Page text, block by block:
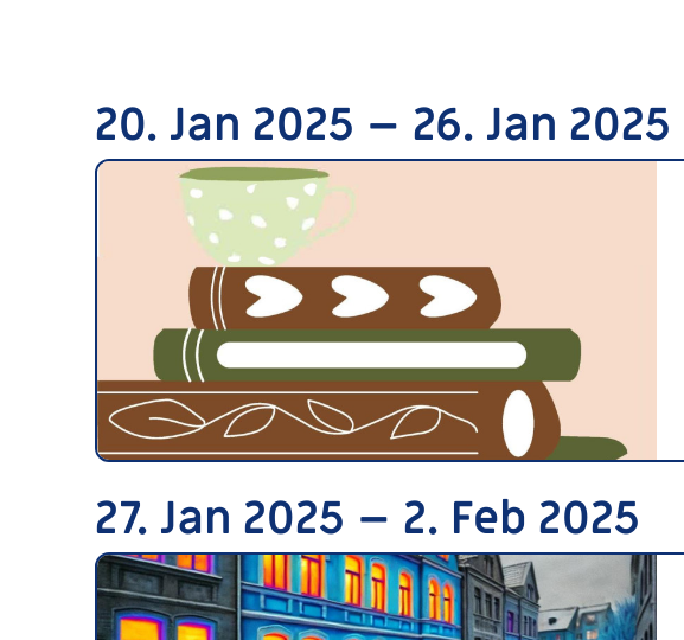
20. Jan 2025 – 26. Jan 2025
27. Jan 2025 – 2. Feb 2025